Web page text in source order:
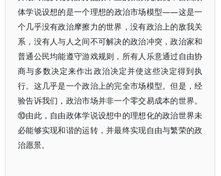
体学说设想的是一个理想的政治市场模型——这是一
个几乎没有政治摩擦力的世界，没有政治上的敌我关
系，没有人与人之间不可解决的政治冲突，政治家和
普通公民均能遵守游戏规则，所有人乐意通过自由协
商与多数决定来作出政治决定并使这些决定得到执
行。这几乎是一个政治上的完全市场模型。但是，经
验告诉我们，政治市场并非一个零交易成本的世界。
⑩由此，自由政体学说设想中的理想化的政治世界未
必能够实现和谐的运转，并最终实现自由与繁荣的政
治愿景。